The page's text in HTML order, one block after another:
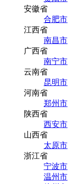
安徽省
合肥市
江西省
南昌市
广西省
南宁市
云南省
昆明市
河南省
郑州市
陕西省
西安市
山西省
太原市
浙江省
宁波市
温州市